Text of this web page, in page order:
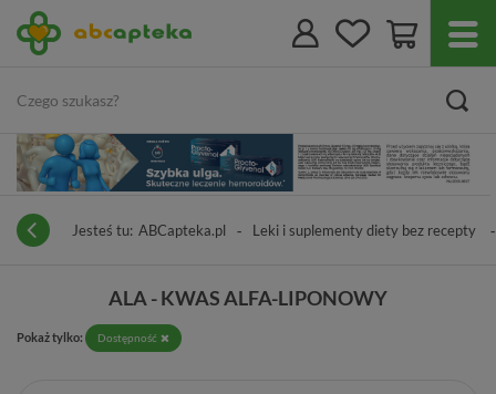
Jesteś tu: ABCapteka.pl Leki i suplementy diety bez recepty
ALA - KWAS ALFA-LIPONOWY
Pokaż tylko: Dostępność